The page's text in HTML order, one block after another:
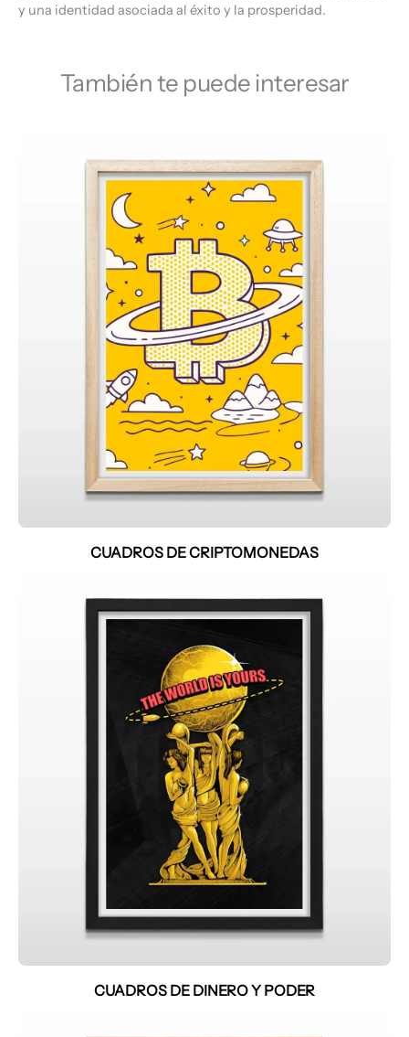
y una identidad asociada al éxito y la prosperidad.
También te puede interesar
CUADROS DE CRIPTOMONEDAS
CUADROS DE DINERO Y PODER